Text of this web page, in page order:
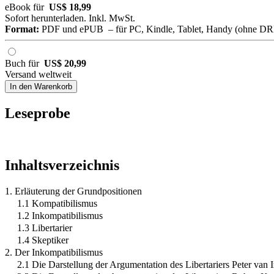
eBook für US$ 18,99
Sofort herunterladen. Inkl. MwSt.
Format: PDF und ePUB – für PC, Kindle, Tablet, Handy (ohne
Buch für US$ 20,99
Versand weltweit
In den Warenkorb
Leseprobe
Inhaltsverzeichnis
1. Erläuterung der Grundpositionen
1.1 Kompatibilismus
1.2 Inkompatibilismus
1.3 Libertarier
1.4 Skeptiker
2. Der Inkompatibilismus
2.1 Die Darstellung der Argumentation des Libertariers Peter van